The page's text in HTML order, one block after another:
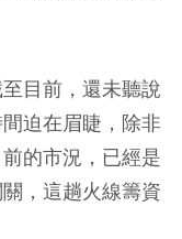
目前，還未聽說
迫在眉睫，除非
的市況，已經是
，這趟火線籌資